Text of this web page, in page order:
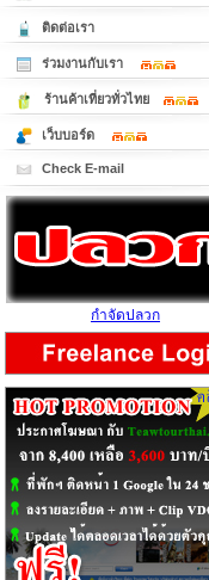
ติดต่อเรา
ร่วมงานกับเรา
ร้านค้าเที่ยวทั่วไทย
เว็บบอร์ด
Check E-mail
กำจัดปลวก